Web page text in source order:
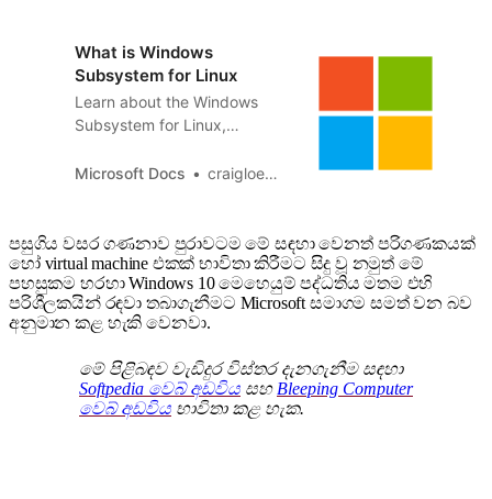
What is Windows
Subsystem for Linux
Learn about the Windows
Subsystem for Linux,
versions and ways you can
Microsoft Docs craigloewen-msft
පසුගිය වසර ගණනාව පුරාවටම මේ සඳහා වෙනත් පරිගණකයක්
හෝ virtual machine එකක් භාවිතා කිරීමට සිදු වූ නමුත් මේ
පහසුකම හරහා Windows 10 මෙහෙයුම් පද්ධතිය මතම එහි
පරිශීලකයින් රඳවා තබාගැනීමට Microsoft සමාගම සමත් වන බව
අනුමාන කළ හැකි වෙනවා.
මේ පිළිබඳව වැඩිදුර විස්තර දැනගැනීම සඳහා
Softpedia වෙබ් අඩවිය සහ Bleeping Computer
වෙබ් අඩවිය භාවිතා කළ හැක.